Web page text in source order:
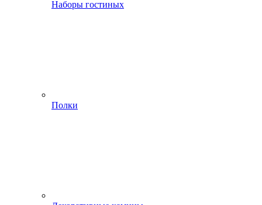
Наборы гостиных
Полки